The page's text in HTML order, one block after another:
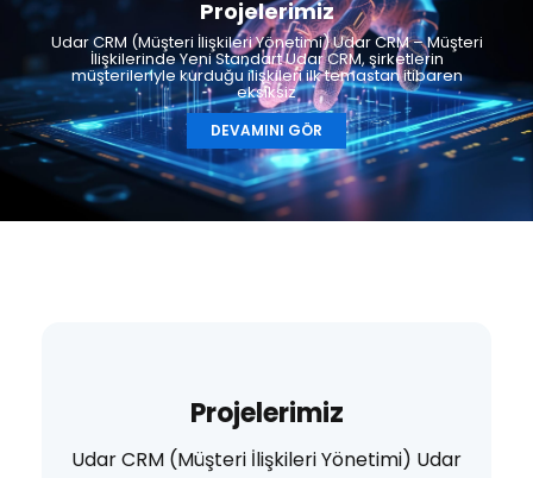
Projelerimiz
Udar CRM (Müşteri İlişkileri Yönetimi) Udar CRM – Müşteri
İlişkilerinde Yeni Standart Udar CRM, şirketlerin
müşterileriyle kurduğu ilişkileri ilk temastan itibaren
eksiksiz
DEVAMINI GÖR
Projelerimiz
Udar CRM (Müşteri İlişkileri Yönetimi) Udar